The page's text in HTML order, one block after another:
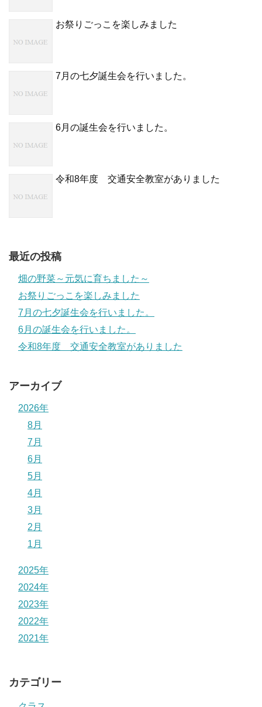
お祭りごっこを楽しみました
7月の七夕誕生会を行いました。
6月の誕生会を行いました。
令和8年度 交通安全教室がありました
最近の投稿
畑の野菜～元気に育ちました～
お祭りごっこを楽しみました
7月の七夕誕生会を行いました。
6月の誕生会を行いました。
令和8年度 交通安全教室がありました
アーカイブ
2026年
8月
7月
6月
5月
4月
3月
2月
1月
2025年
2024年
2023年
2022年
2021年
カテゴリー